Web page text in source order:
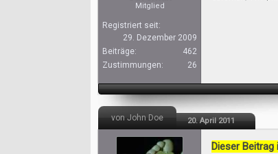
Mitglied
Registriert seit:
29. Dezember 2009
Beiträge:
462
Zustimmungen:
26
von John Doe 20. April 2011
Dieser